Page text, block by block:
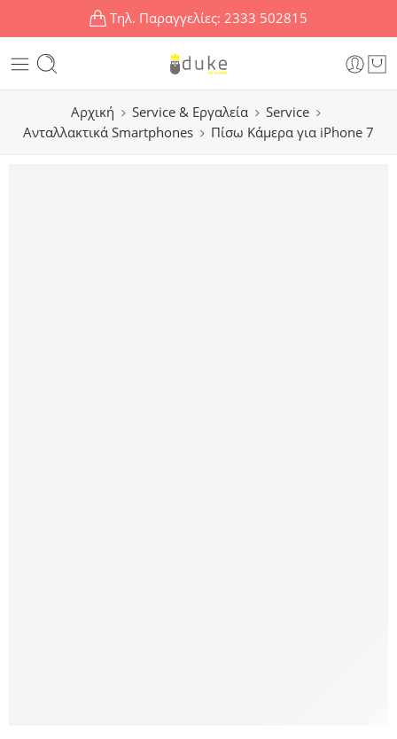
Τηλ. Παραγγελίες: 2333 502815
Αρχική Service & Εργαλεία
Service
Ανταλλακτικά Smartphones
Πίσω Κάμερα για iPhone 7